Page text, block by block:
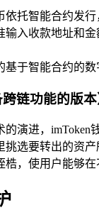
依托智能合约发
输入收款地址和
基于智能合约的
链功能的版本
的演进，
挑选要转出的资
梏，使用户能够